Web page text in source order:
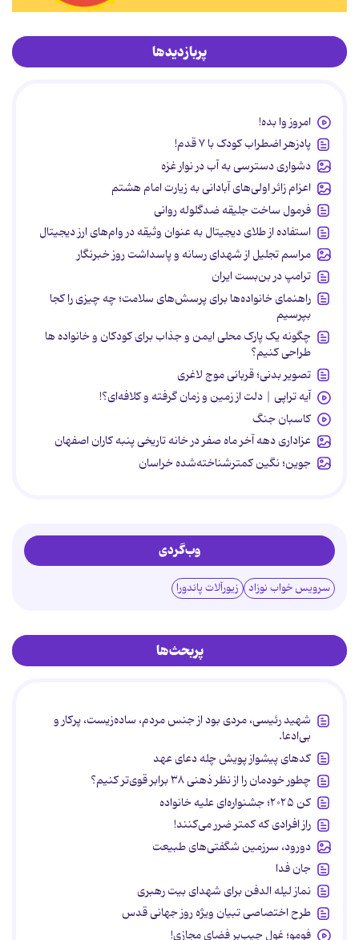
پربازدیدها
امروز وا بده!
پادزهر اضطراب کودک با ۷ قدم!
دشواری دسترسی به آب در نوار غزه
اعزام زائر اولی‌های آبادانی به زیارت امام هشتم
فرمول ساخت جلیقه ضدگلوله روانی
استفاده از طلای دیجیتال به عنوان وثیقه در وام‌های ارز دیجیتال
مراسم تجلیل از شهدای رسانه و پاسداشت روز خبرنگار
ترامپ در بن‌بست ایران
راهنمای خانواده‌ها برای پرسش‌های سلامت؛ چه چیزی را کجا
بپرسیم
چگونه یک پارک محلی ایمن و جذاب برای کودکان و خانواده ها
طراحی کنیم؟
تصویر بدنی؛ قربانی موج لاغری
آیه تراپی | دلت از زمین و زمان گرفته و کلافه‌ای؟!
کاسبان جنگ
عزاداری دهه آخر ماه صفر در خانه تاریخی پنبه کاران اصفهان
جوین؛ نگین کمترشناخته‌شده خراسان
وب‌گردی
سرویس خواب نوزاد زیورآلات پاندورا
پربحث‌ها
شهید رئیسی، مردی بود از جنس مردم، ساده‌زیست، پرکار و
بی‌ادعا.
کدهای پیشواز پویش چله دعای عهد
چطور خودمان را از نظر ذهنی ۳۸ برابر قوی‌تر کنیم؟
کن ۲۰۲۵؛ جشنواره‌ای علیه خانواده
راز افرادی که کمتر ضرر می‌کنند!
دورود، سرزمین شگفتی‌های طبیعت
جان فدا
نماز لیله الدفن برای شهدای بیت رهبری
طرح اختصاصی تبیان ویژه روز جهانی قدس
فومو؛ غول جیب‌بر فضای مجازی!